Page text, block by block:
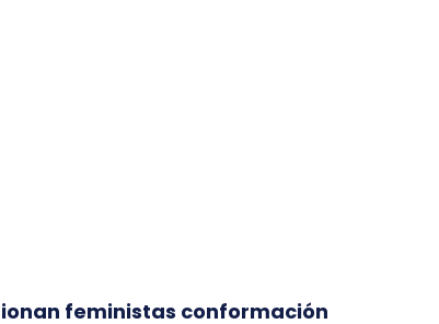
feministas conformación